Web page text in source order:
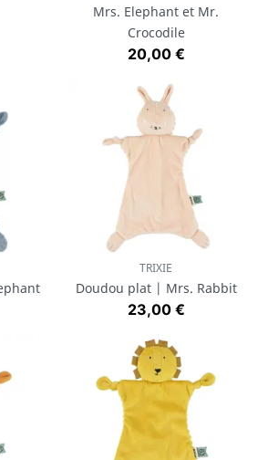
Mrs. Elephant et Mr.
Crocodile
Prix
20,00 €
TRIXIE
Doudou plat | Mrs. Rabbit
Prix
23,00 €